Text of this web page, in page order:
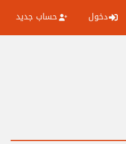
دخول حساب جديد